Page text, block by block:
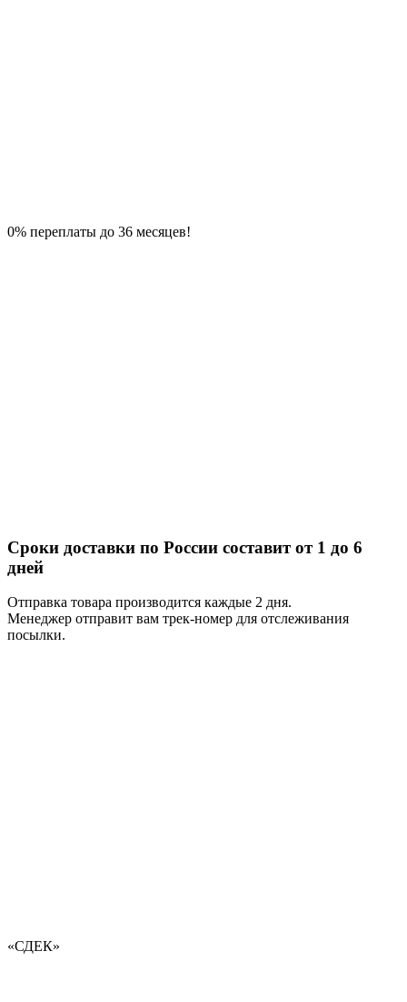
0% переплаты до 36 месяцев!
Сроки доставки по России составит от 1 до 6
дней
Отправка товара производится каждые 2 дня.
Менеджер отправит вам трек-номер для отслеживания
посылки.
«СДЕК»